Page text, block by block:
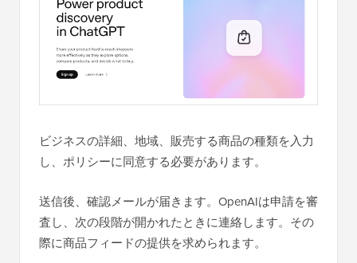
ビジネスの詳細、地域、販売する商品の種類を入力
し、ポリシーに同意する必要があります。
送信後、確認メールが届きます。OpenAIは申請を審
査し、次の段階が開かれたときに連絡します。その
際に商品フィードの提供を求められます。